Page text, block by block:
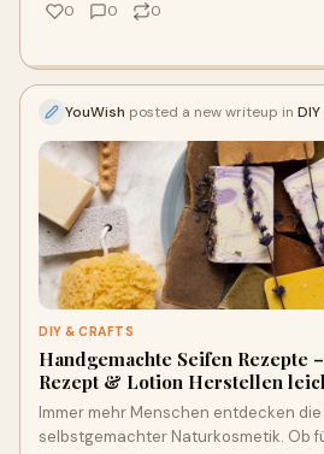
0 0 0
YouWish posted a new writeup in
DIY & CRAFTS
Handgemachte Seifen Rezepte
Rezept & Lotion Herstellen
Immer mehr Menschen entdecken
selbstgemachter Naturkosmetik. Ob